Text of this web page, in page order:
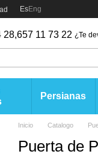
EsEng
28,657 11 73 22 ¿Te
Persianas
Inicio Catalogo
Puerta de